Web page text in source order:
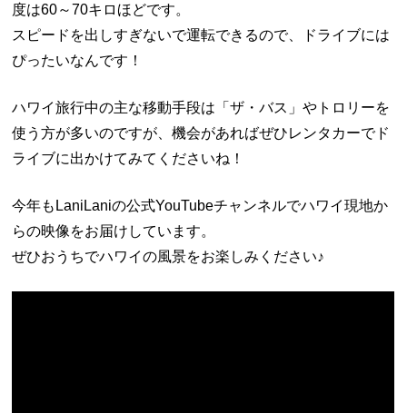
度は60～70キロほどです。
スピードを出しすぎないで運転できるので、ドライブには
ぴったいなんです！
ハワイ旅行中の主な移動手段は「ザ・バス」やトロリーを
使う方が多いのですが、機会があればぜひレンタカーでド
ライブに出かけてみてくださいね！
今年もLaniLaniの公式YouTubeチャンネルでハワイ現地か
らの映像をお届けしています。
ぜひおうちでハワイの風景をお楽しみください♪